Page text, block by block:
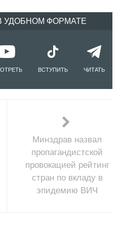
УДОБНОМ ФОРМАТЕ
ВСТУПИТЬ ЧИТАТЬ
Минздрав назвал
пропагандистской
провокацией рейтинг
стран по вкладу в
эпидемию ВИЧ